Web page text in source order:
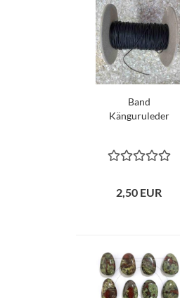
Band
Känguruleder
2,50 EUR